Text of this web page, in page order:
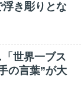
き彫りとな
世界一ブス
の言葉”が大